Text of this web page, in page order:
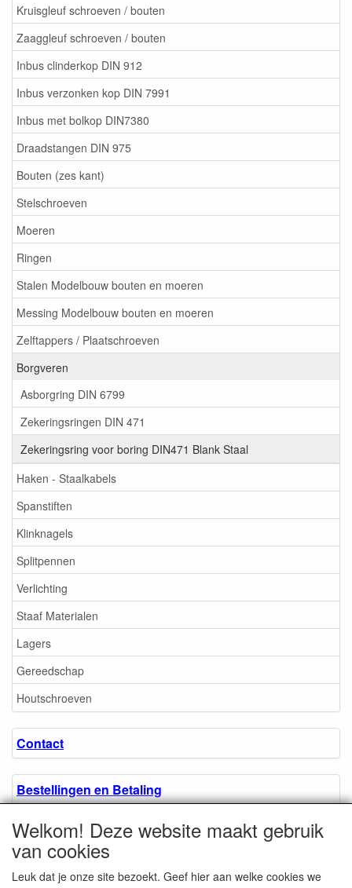
Kruisgleuf schroeven / bouten
Zaaggleuf schroeven / bouten
Inbus clinderkop DIN 912
Inbus verzonken kop DIN 7991
Inbus met bolkop DIN7380
Draadstangen DIN 975
Bouten (zes kant)
Stelschroeven
Moeren
Ringen
Stalen Modelbouw bouten en moeren
Messing Modelbouw bouten en moeren
Zelftappers / Plaatschroeven
Borgveren
Asborgring DIN 6799
Zekeringsringen DIN 471
Zekeringsring voor boring DIN471 Blank Staal
Haken - Staalkabels
Spanstiften
Klinknagels
Splitpennen
Verlichting
Staaf Materialen
Lagers
Gereedschap
Houtschroeven
Contact
Bestellingen en Betaling
Algemene voorwaarden
Over ons.
Welkom! Deze website maakt gebruik
van cookies
Leuk dat je onze site bezoekt. Geef hier aan welke cookies we